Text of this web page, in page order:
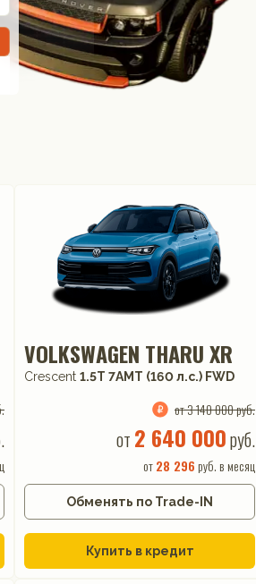
VOLKSWAGEN THARU XR
Crescent 1.5T 7AMT (160 л.с.) FWD
от 3 140 000 руб.
от 2 640 000руб.
от28 296 руб. в месяц
Обменять по Trade-IN
Купить в кредит